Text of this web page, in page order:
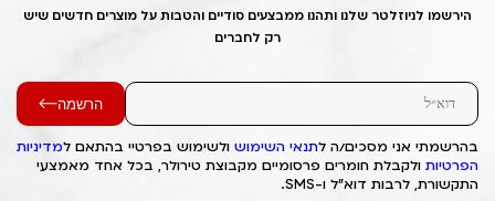
הירשמו לניוזלטר שלנו ותהנו ממבצעים סודיים והטבות על מוצרים חדשים שיש
רק לחברים
הרשמה
בהרשמתי אני מסכים/ה לתנאי השימוש ולשימוש בפרטיי בהתאם למדיניות
הפרטיות ולקבלת חומרים פרסומיים מקבוצת טירולר, בכל אחד מאמצעי
התקשורת, לרבות דוא"ל ו-SMS.